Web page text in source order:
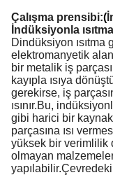
Çalışma prensibi:(
İndüksiyonla
Dindüksiyon ısıtma
elektromanyetik
bir metalik iş
kayıpla ısıya
gerekirse, iş
ısınır.Bu,
gibi harici bir
parçasına ısı
yüksek bir verimlilik
olmayan
yapılabilir.Çevredeki